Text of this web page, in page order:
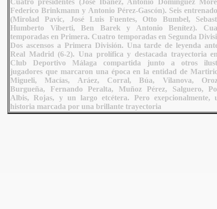
Cuatro presidentes (José Ibáñez, Antonio Domínguez
Federico Brinkmann y Antonio Pérez-Gascón). Seis
(Mirolad Pavic, José Luis Fuentes, Otto Bumbel,
Humberto Viberti, Ben Barek y Antonio Benítez).
temporadas en Primera. Cuatro temporadas en Segunda
Dos ascensos a Primera División. Una tarde de leyenda
Real Madrid (6-2). Una prolífica y destacada trayectoria
Club Deportivo Málaga compartida junto a otros
jugadores que marcaron una época en la entidad de
Migueli, Macías, Aráez, Corral, Búa, Vilanova,
Burgueña, Fernando Peralta, Muñoz Pérez, Salguero,
Albis, Rojas, y un largo etcétera. Pero exepcionalmente,
historia marcada por una brillante trayectoria